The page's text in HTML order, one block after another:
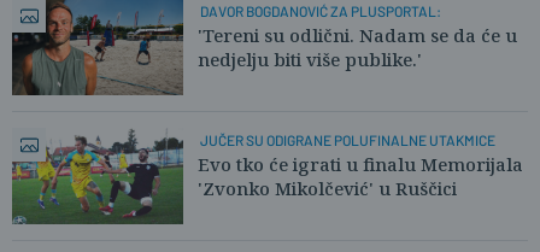
DAVOR BOGDANOVIĆ ZA PLUSPORTAL:
'Tereni su odlični. Nadam se da će u
nedjelju biti više publike.'
JUČER SU ODIGRANE POLUFINALNE UTAKMICE
Evo tko će igrati u finalu Memorijala
'Zvonko Mikolčević' u Ruščici